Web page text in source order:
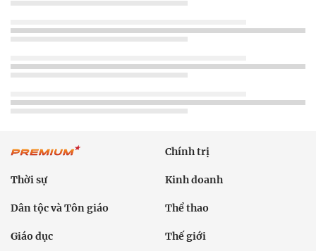
Chính trị
Thời sự Kinh doanh
Dân tộc và Tôn giáo Thể thao
Giáo dục Thế giới